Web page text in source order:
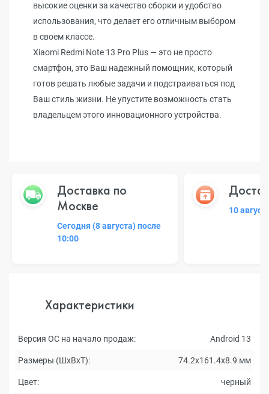
высокие оценки за качество сборки и удобство
использования, что делает его отличным выбором
в своем классе.
Xiaomi Redmi Note 13 Pro Plus — это не просто
смартфон, это Ваш надежный помощник, который
готов решать любые задачи и подстраиваться под
Ваш стиль жизни. Не упустите возможность стать
владельцем этого инновационного устройства.
Доставка по
Москве
Сегодня (8 августа) после
10:00
10
Характеристики
Версия ОС на начало продаж: Android 13
Размеры (ШxВxТ): 74.2x161.4x8.9 мм
Цвет: черный